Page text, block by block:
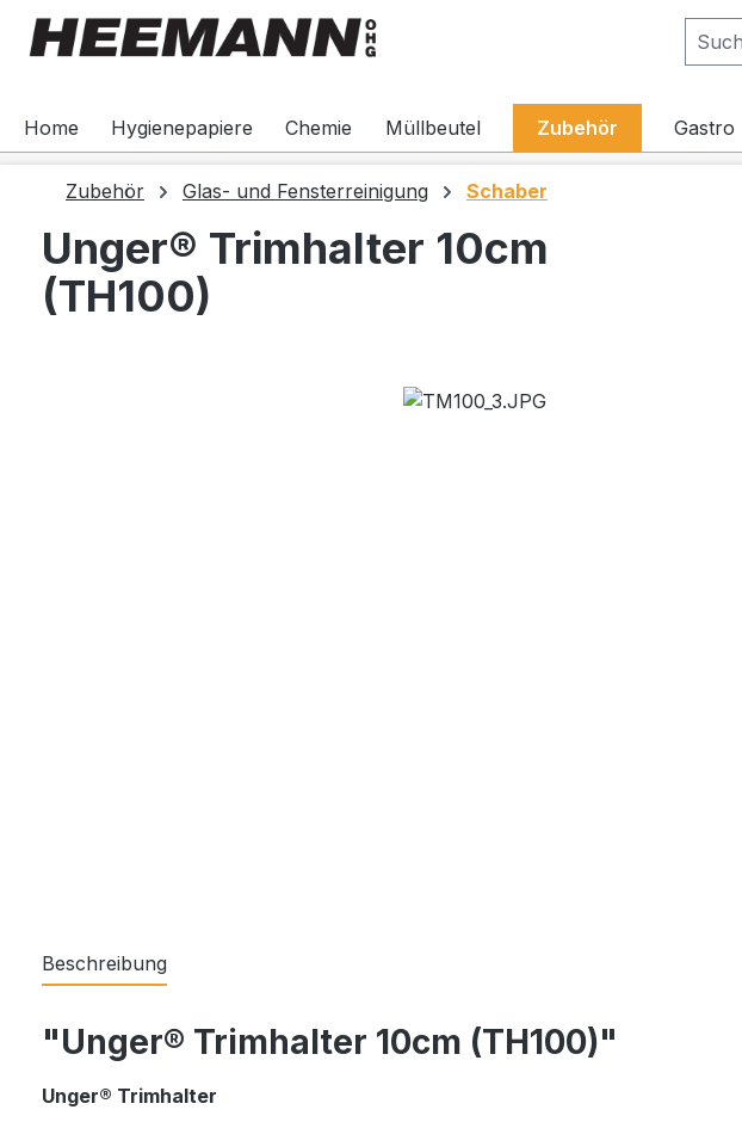
Zur Hauptnavigation springen
Home Hygienepapiere Chemie Müllbeutel Zubehör Gastro
Zubehör Glas- und Fensterreinigung Schaber
Unger® Trimhalter 10cm
(TH100)
Beschreibung
"Unger® Trimhalter 10cm (TH100)"
Unger® Trimhalter